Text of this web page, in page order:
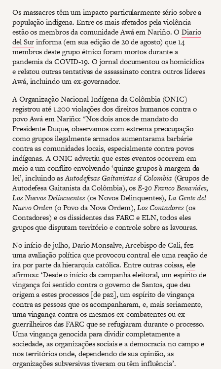
Os massacres têm um impacto particularmente sério sobre a
população indígena. Entre os mais afetados pela violência
estão os membros da comunidade Awá em Nariño. ODiario
del Surinforma (em sua edição de 20 de agosto) que 14
membros deste grupo étnico foram mortos durante a
pandemia da COVID-19. O jornal documentou os homicídios
e relatou outras tentativas de assassinato contra outros líderes
Awá, incluindo um ex-governador.
A Organização Nacional Indígena da Colômbia (ONIC)
registrou até 1.200 violações dos direitos humanos contra o
povo Awá em Nariño: "Nos dois anos de mandato do
Presidente Duque, observamos com extrema preocupação
como grupos ilegalmente armados aumentarama barbárie
contra as comunidades locais, especialmente contra povos
indígenas. A ONIC advertiu que estes eventos ocorrem em
meio a um conflito envolvendo ‘quinze grupos à margem da
lei’, incluindo asAutodefesas Gaitanistas d Colombia (Grupos de
Autodefesa Gaitanista da Colômbia), osE-30 Franco Benavides,
Los Nuevos Delincuentes(os Novos Delinquentes),La Gente del
Nuevo Orden(o Povo da Nova Ordem),Los Contadores(os
Contadores) e os dissidentes das FARC e ELN, todos eles
grupos que disputam território e controle sobre as lavouras.
No início de julho, Dario Monsalve, Arcebispo de Cali, fez
uma avaliação política que provocou contral ele uma reação de
ira por parte da hierarquia católica. Entre outras coisas,ele
afirmou: ‘Desde o início da campanha eleitoral, um espírito de
vingança foi sentido contra o governo de Santos, que deu
origem a estes processos [de paz], um espírito de vingança
contra as pessoas que os acompanharam, e, mais seriamente,
uma vingança contra os mesmos ex-combatentes ou ex-
guerrilheiros das FARC que se refugiaram durante o processo.
Uma vingança genocida para dividir completamente a
sociedade, as organizações sociais e a democracia no campo e
nos territórios onde, dependendo de sua opinião, as
organizações subversivas tiveram ou têm influência’.